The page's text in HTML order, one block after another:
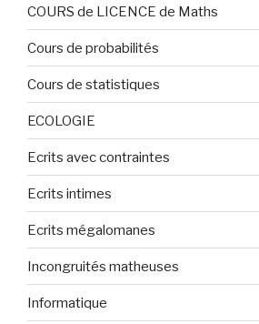
COURS de LICENCE de Maths
Cours de probabilités
Cours de statistiques
ECOLOGIE
Ecrits avec contraintes
Ecrits intimes
Ecrits mégalomanes
Incongruités matheuses
Informatique